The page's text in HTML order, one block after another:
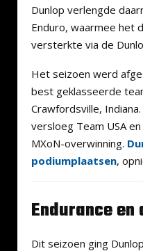
Dunlop verlengde
Enduro, waarmee het
versterkte via de
Het seizoen werd
best geklasseerde
Crawfordsville,
versloeg Team USA
MXoN-overwinning.
podiumplaatsen,
Endurance
Dit seizoen ging